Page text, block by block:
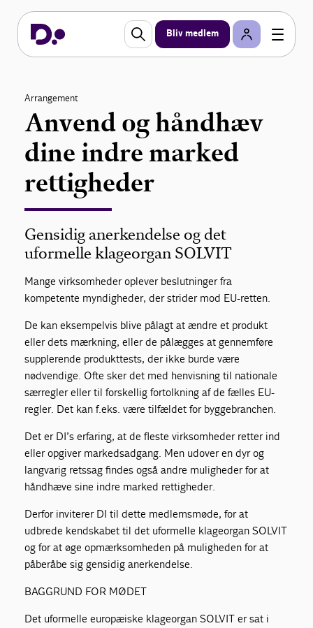
Bliv medlem
Arrangement
Anvend og håndhæv
dine indre marked
rettigheder
Gensidig anerkendelse og det
uformelle klageorgan SOLVIT
Mange virksomheder oplever beslutninger fra
kompetente myndigheder, der strider mod EU-retten.
De kan eksempelvis blive pålagt at ændre et produkt
eller dets mærkning, eller de pålægges at gennemføre
supplerende produkttests, der ikke burde være
nødvendige. Ofte sker det med henvisning til nationale
særregler eller til forskellig fortolkning af de fælles EU-
regler. Det kan f.eks. være tilfældet for byggebranchen.
Det er DI’s erfaring, at de fleste virksomheder retter ind
eller opgiver markedsadgang. Men udover en dyr og
langvarig retssag findes også andre muligheder for at
håndhæve sine indre marked rettigheder.
Derfor inviterer DI til dette medlemsmøde, for at
udbrede kendskabet til det uformelle klageorgan SOLVIT
og for at øge opmærksomheden på muligheden for at
påberåbe sig gensidig anerkendelse.
BAGGRUND FOR MØDET
Det uformelle europæiske klageorgan SOLVIT er sat i